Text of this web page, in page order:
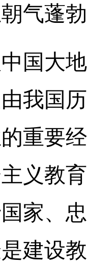
气蓬
国大
我国
重要
义教
家、
建设